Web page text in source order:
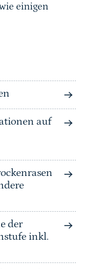
einigen
auf
der
inkl.